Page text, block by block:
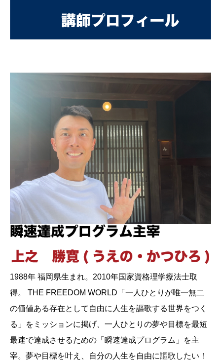
1988年 福岡県生まれ。2010年国家資格理学療法士取
得。 THE FREEDOM WORLD「一人ひとりが唯一無二
の価値ある存在として自由に人生を謳歌する世界をつく
る」をミッションに掲げ、一人ひとりの夢や目標を最短
最速で達成させるための「瞬速達成プログラム」を主
宰。夢や目標を叶え、自分の人生を自由に謳歌したい！